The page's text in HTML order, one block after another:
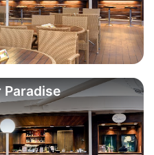
Paradise